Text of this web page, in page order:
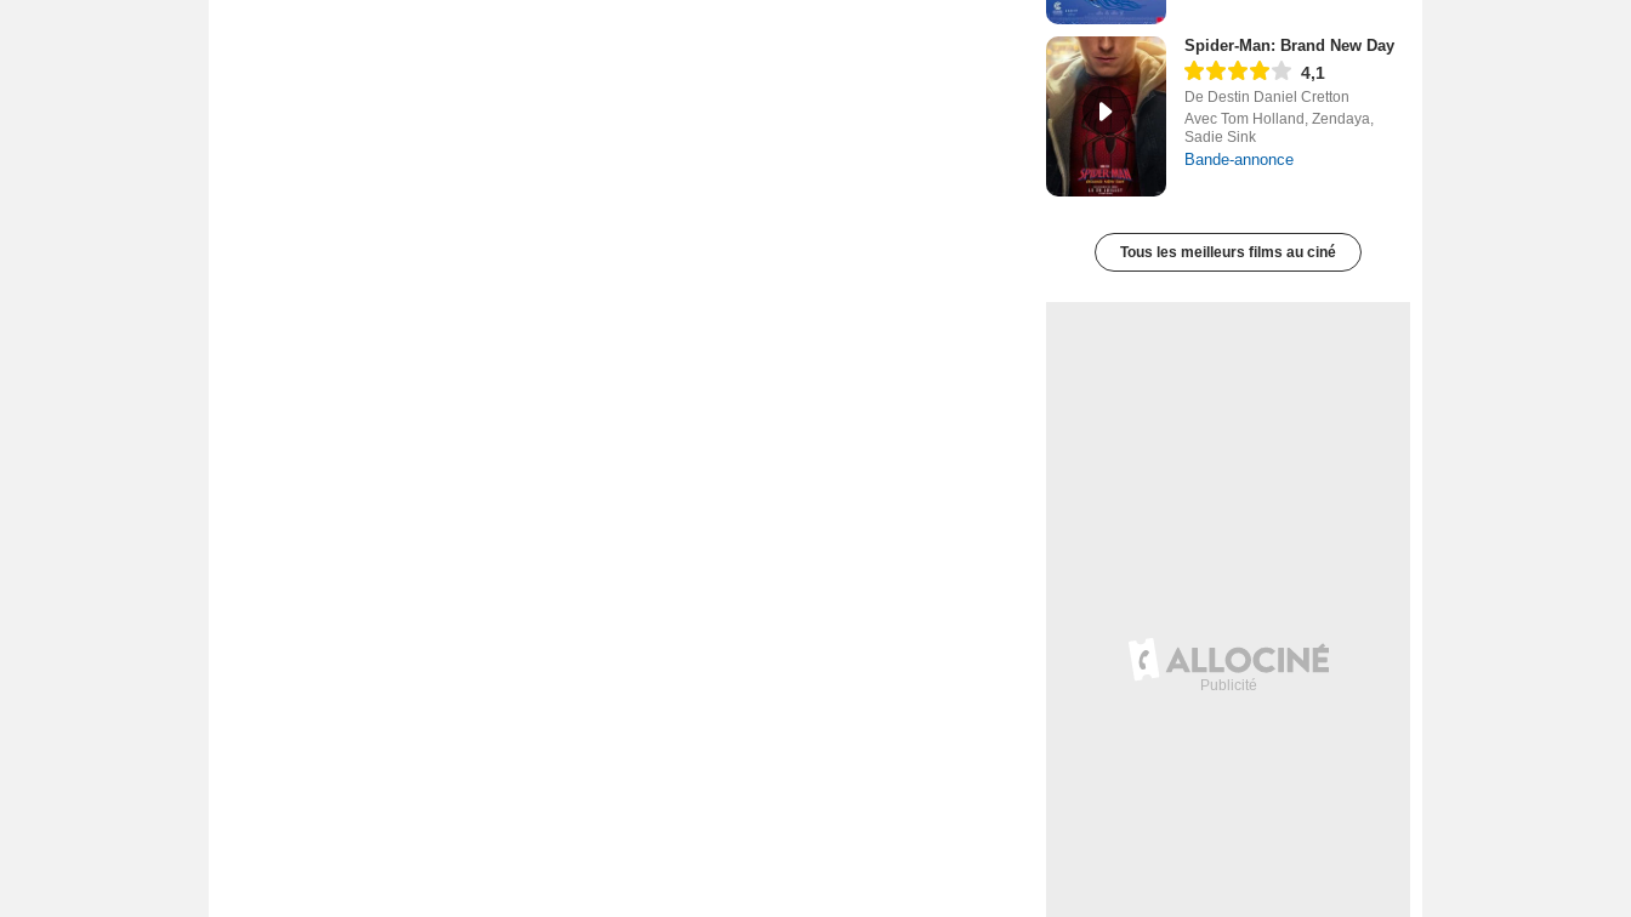
Spider-Man: Brand New Day
4,1
De Destin Daniel Cretton
Avec Tom Holland, Zendaya,
Sadie Sink
Bande-annonce
Tous les meilleurs films au ciné